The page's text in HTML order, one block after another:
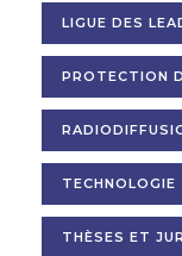
LIGUE DES
PROTECTION
TECHNOLOGIE
THÈSES ET